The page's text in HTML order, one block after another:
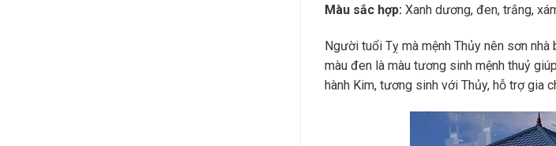
Màu sắc hợp: Xanh dương, đen, trắng,
Người tuổi Tỵ mà mệnh Thủy nên sơn nhà
màu đen là màu tương sinh mệnh thuỷ
hành Kim, tương sinh với Thủy, hỗ trợ gia